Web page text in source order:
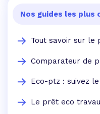
Nos guides les plus
Tout savoir sur le
Comparateur de
Eco-ptz : suivez le
Le prêt eco